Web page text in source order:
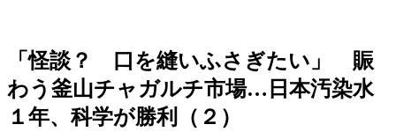
「怪談？ 口を縫いふさぎたい」 賑
わう釜山チャガルチ市場…日本汚染水
１年、科学が勝利（２）